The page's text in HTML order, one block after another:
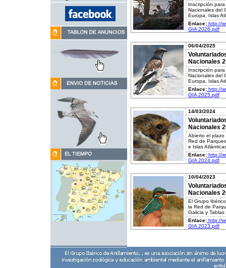
Inscripción
Nacionales del
Europa, Islas
Enlace: http://
GIA 2026.pdf
06/04/2025
Nacionales
Inscripción
Nacionales del
Europa, Islas
Enlace: http://
GIA 2025.pdf
14/03/2024
Nacionales
Abierto el
Red de
e Islas
Enlace: http://
GIA 2024.pdf
10/04/2023
Nacionales
El Grupo
la Red de
Galicia y Tablas
Enlace: http://
GIA 2023.pdf